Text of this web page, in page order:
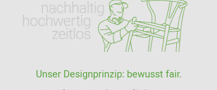
Unser Designprinzip: bewusst fair.